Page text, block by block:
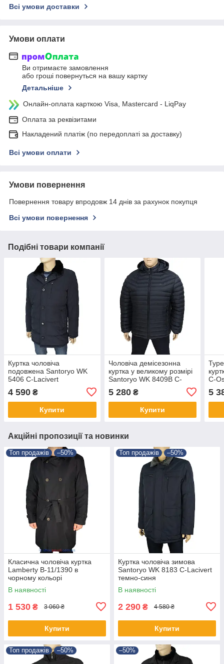
Всі умови доставки
Умови оплати
Ви отримаєте замовлення
або гроші повернуться на вашу картку
Детальніше
Онлайн-оплата карткою Visa, Mastercard - LiqPay
Оплата за реквізитами
Накладений платіж (по передоплаті за доставку)
Всі умови оплати
Умови повернення
Повернення товару впродовж 14 днів за рахунок покупця
Всі умови повернення
Подібні товари компанії
Куртка чоловіча
подовжена Santoryo WK
5406 C-Lacivert
4 590 ₴
Купити
Чоловіча демісезонна
куртка у великому розмірі
Santoryo WK 8409B C-
5 280₴
Купити
C-
5
Акційні пропозиції та новинки
Топ продажів –50%
Класична чоловіча куртка
Lamberty B-11/1390 в
чорному кольорі
В наявності
1 530 ₴ 3 060 ₴
Купити
Топ продажів –50%
Куртка чоловіча зимова
Santoryo WK 8183 С-Lacivert
темно-синя
В наявності
2 290 ₴ 4 580 ₴
Купити
Топ продажів –50% –50%